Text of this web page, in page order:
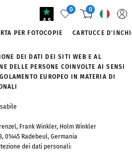
4.5
0 0
PER FOTOCOPIE CARTUCCE
DEI DATI DEI SITI WEB E AL
DELLE PERSONE COINVOLTE AI SENSI
EUROPEO IN MATERIA DI
Frank Winkler, Holm Winkler
01445 Radebeul, Germania
dei dati personali: